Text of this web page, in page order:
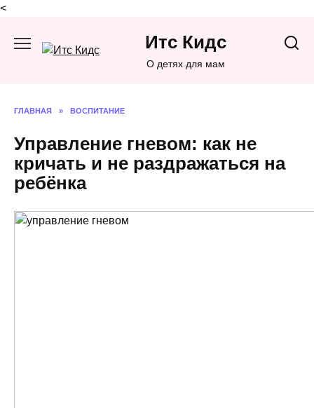
<
содержанию
Итс Кидс
О детях для мам
ГЛАВНАЯ » ВОСПИТАНИЕ
Управление гневом: как не
кричать и не раздражаться на
ребёнка